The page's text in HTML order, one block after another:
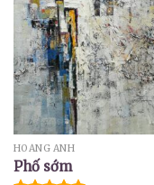
HOÀNG ANH
Phố sớm